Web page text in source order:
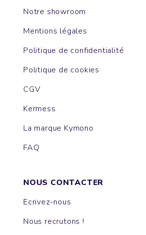
Notre showroom
Mentions légales
Politique de confidentialité
Politique de cookies
CGV
Kermess
La marque Kymono
FAQ
NOUS CONTACTER
Ecrivez-nous
Nous recrutons !